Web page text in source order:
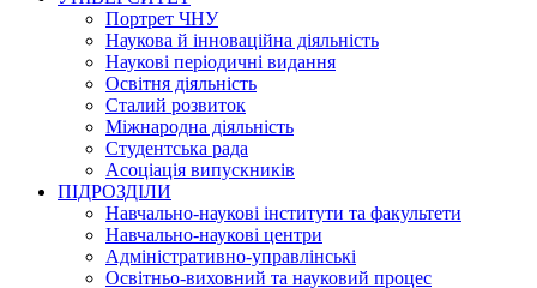
Портрет ЧНУ
Наукова й інноваційна діяльність
Наукові періодичні видання
Освітня діяльність
Сталий розвиток
Міжнародна діяльність
Студентська рада
Асоціація випускників
ПІДРОЗДІЛИ
Навчально-наукові інститути та факультети
Навчально-наукові центри
Адміністративно-управлінські
Освітньо-виховний та науковий процес